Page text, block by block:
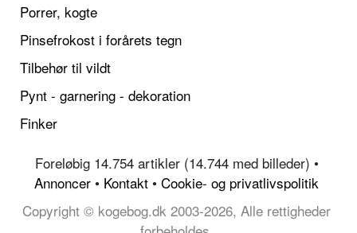
Porrer, kogte
Pinsefrokost i forårets tegn
Tilbehør til vildt
Pynt - garnering - dekoration
Finker
Foreløbig 14.754 artikler (14.744 med billeder) •
Annoncer • Kontakt • Cookie- og privatlivspolitik
Copyright © kogebog.dk 2003-2026, Alle rettigheder